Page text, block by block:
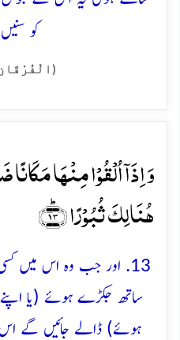
کو
وَ اِذَاۤ اُلۡقُوۡا مِنۡہَا
ہُنَالِکَ ثُبُوۡرًا ﴿ؕ۱۳﴾
13. اور جب وہ اس میں
ساتھ جکڑے ہوئے (یا
ہوئے) ڈالے جائیں گے